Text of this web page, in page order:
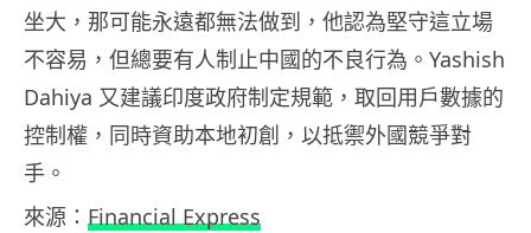
坐大，那可能永遠都無法做到，他認為堅守這立場
不容易，但總要有人制止中國的不良行為。Yashish
Dahiya 又建議印度政府制定規範，取回用戶數據的
控制權，同時資助本地初創，以抵禦外國競爭對
手。
來源： Financial Express